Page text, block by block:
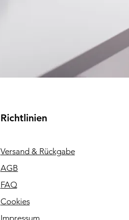
Richtlinien
Versand & Rückgabe
AGB
FAQ
Cookies
Impressum